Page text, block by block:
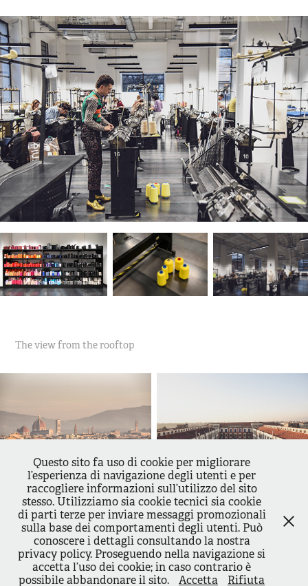
The view from the rooftop
↑ Back to Top
Powered by Adobe Portfolio
Questo sito fa uso di cookie per migliorare
l’esperienza di navigazione degli utenti e per
raccogliere informazioni sull’utilizzo del sito
stesso. Utilizziamo sia cookie tecnici sia cookie
di parti terze per inviare messaggi promozionali
sulla base dei comportamenti degli utenti. Può
conoscere i dettagli consultando la nostra
privacy policy. Proseguendo nella navigazione si
accetta l’uso dei cookie; in caso contrario è
possibile abbandonare il sito.
Accetta Rifiuta